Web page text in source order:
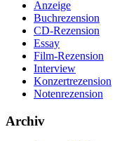
Anzeige
Buchrezension
CD-Rezension
Essay
Film-Rezension
Interview
Konzertrezension
Notenrezension
Archiv